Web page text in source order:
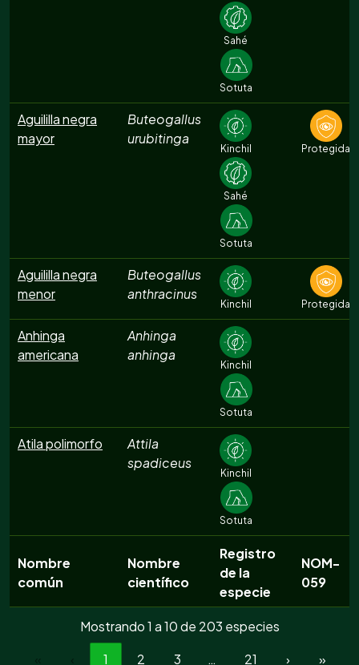
Sahé
Sotuta
Aguililla negra
mayor
Buteogallus
urubitinga
Kinchil
Sahé
Sotuta
Protegida
Aguililla negra
menor
Buteogallus
anthracinus
Kinchil Protegida
Anhinga
americana
Anhinga
anhinga
Kinchil
Sotuta
Atila polimorfo
Attila
spadiceus
Kinchil
Sotuta
Nombre
común
Nombre
científico
Registro
de la
especie
NOM-
059
Mostrando 1 a 10 de 203 especies
1 2 3 … 21 › »